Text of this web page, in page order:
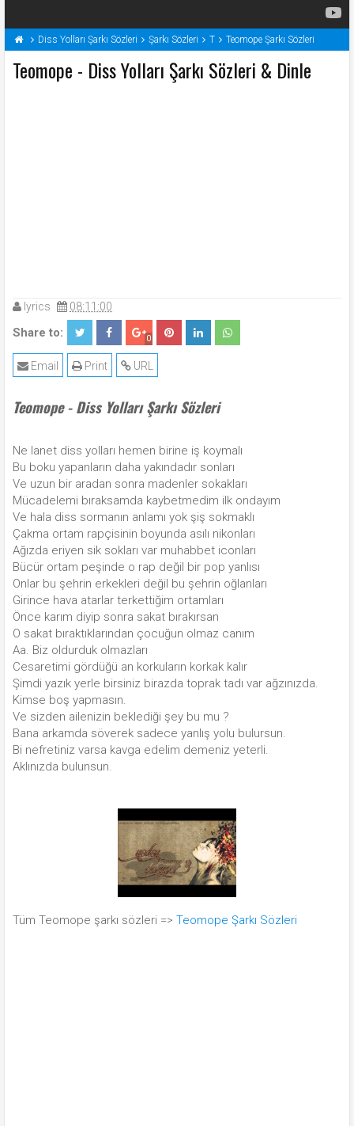
Diss Yolları Şarkı Sözleri Şarkı Sözleri T Teomope Şarkı Sözleri
Teomope - Diss Yolları Şarkı Sözleri & Dinle
lyrics 08:11:00
Share to: 0
URL
Print
Email
Teomope - Diss Yolları Şarkı Sözleri
Ne lanet diss yolları hemen birine iş koymalı
Bu boku yapanların daha yakındadır sonları
Ve uzun bir aradan sonra madenler sokakları
Mücadelemi bıraksamda kaybetmedim ilk ondayım
Ve hala diss sormanın anlamı yok şiş sokmaklı
Çakma ortam rapçisinin boyunda asılı nikonları
Ağızda eriyen sik sokları var muhabbet iconları
Bücür ortam peşinde o rap değil bir pop yanlısı
Onlar bu şehrin erkekleri değil bu şehrin oğlanları
Girince hava atarlar terkettiğim ortamları
Önce karım diyip sonra sakat bırakırsan
O sakat bıraktıklarından çocuğun olmaz canım
Aa. Biz oldurduk olmazları
Cesaretimi gördüğü an korkuların korkak kalır
Şimdi yazık yerle birsiniz birazda toprak tadı var ağzınızda.
Kimse boş yapmasın.
Ve sizden ailenizin beklediği şey bu mu ?
Bana arkamda söverek sadece yanlış yolu bulursun.
Bi nefretiniz varsa kavga edelim demeniz yeterli.
Aklınızda bulunsun.
Tüm Teomope şarkı sözleri => Teomope Şarkı Sözleri